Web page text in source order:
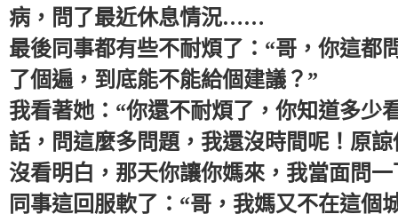
病，問了最近休息情況……
最後同事都有些不耐煩了：“哥，你這都
了個遍，到底能不能給個建議？”
我看著她：“你還不耐煩了，你知道多少
話，問這麼多問題，我還沒時間呢！原
沒看明白，那天你讓你媽來，我當面問
同事這回服軟了：“哥，我媽又不在這個